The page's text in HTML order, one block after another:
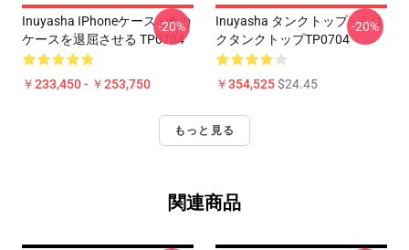
Inuyasha IPhoneケース - 犬の
ケースを退屈させる TP0704
￥233,450 - ￥253,750
-20%
Inuyasha タンクトップ - ミロ
クタンクトップTP0704
￥354,525$24.45
-20%
もっと見る
関連商品